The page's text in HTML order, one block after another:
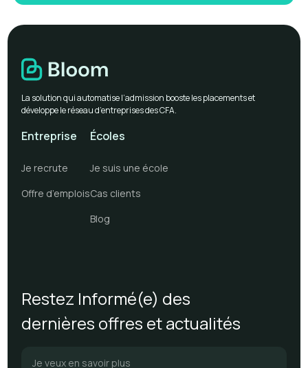
Restez Informé(e) des
dernières offres et actualités
La solution qui automatise l’admission booste les placements et
développe le réseau d’entreprises des CFA.
Entreprise
Je recrute
Offre d’emplois
Écoles
Je suis une école
Cas clients
Blog